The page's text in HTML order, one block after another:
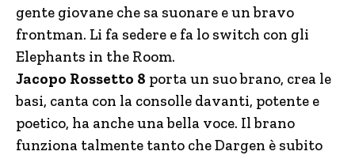
gente giovane che sa suonare e un bravo
frontman. Li fa sedere e fa lo switch con gli
Elephants in the Room.
Jacopo Rossetto 8 porta un suo brano, crea le
basi, canta con la consolle davanti, potente e
poetico, ha anche una bella voce. Il brano
funziona talmente tanto che Dargen è subito